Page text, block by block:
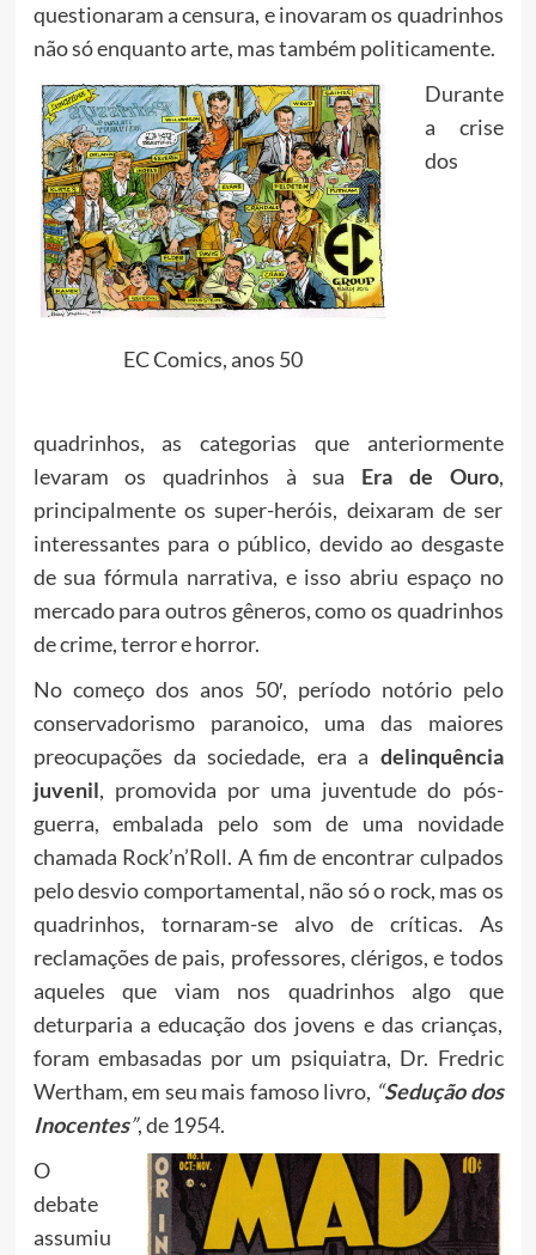
questionaram a censura, e inovaram os quadrinhos
não só enquanto arte, mas também politicamente.
EC Comics, anos 50
Durante
a crise
dos
quadrinhos, as categorias que anteriormente
levaram os quadrinhos à sua Era de Ouro,
principalmente os super-heróis, deixaram de ser
interessantes para o público, devido ao desgaste
de sua fórmula narrativa, e isso abriu espaço no
mercado para outros gêneros, como os quadrinhos
de crime, terror e horror.
No começo dos anos 50′, período notório pelo
conservadorismo paranoico, uma das maiores
preocupações da sociedade, era a delinquência
juvenil, promovida por uma juventude do pós-
guerra, embalada pelo som de uma novidade
chamada Rock’n’Roll. A fim de encontrar culpados
pelo desvio comportamental, não só o rock, mas os
quadrinhos, tornaram-se alvo de críticas. As
reclamações de pais, professores, clérigos, e todos
aqueles que viam nos quadrinhos algo que
deturparia a educação dos jovens e das crianças,
foram embasadas por um psiquiatra, Dr. Fredric
Wertham, em seu mais famoso livro, “Sedução dos
Inocentes”, de 1954.
O
debate
assumiu